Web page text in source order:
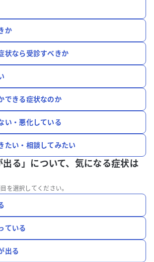
か
状なら受診すべきか
できる症状なのか
い・悪化している
たい・相談してみたい
る」について、 気になる症状は
を選択してください。
ている
出る